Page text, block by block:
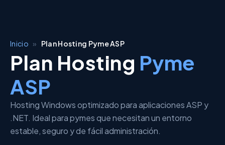
Inicio » Plan Hosting Pyme ASP
Plan Hosting Pyme
ASP
Hosting Windows optimizado para aplicaciones ASP y
.NET. Ideal para pymes que necesitan un entorno
estable, seguro y de fácil administración.